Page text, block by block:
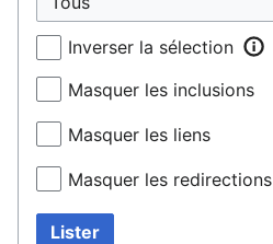
Inverser la sélection
Masquer les inclusions
Masquer les liens
Masquer les redirections
Lister